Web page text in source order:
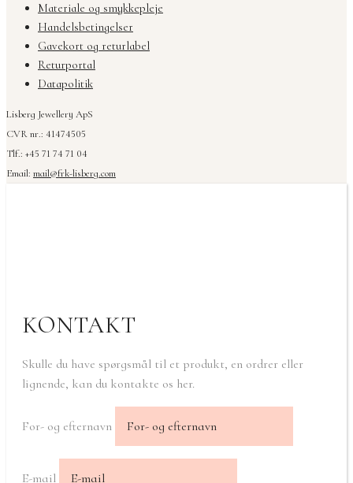
Materiale og smykkepleje
Handelsbetingelser
Gavekort og returlabel
Returportal
Datapolitik
Lisberg Jewellery ApS
CVR nr.: 41474505
Tlf.: +45 71 74 71 04
Email: mail@frk-lisberg.com
KONTAKT
Skulle du have spørgsmål til et produkt, en ordrer eller
lignende, kan du kontakte os her.
For- og efternavn
E-mail